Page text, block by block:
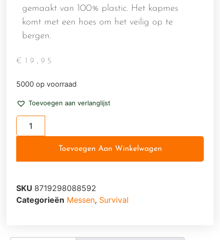
gemaakt van 100% plastic. Het kapmes
komt met een hoes om het veilig op te
bergen.
€ 19,95
5000 op voorraad
Toevoegen aan verlanglijst
Toevoegen Aan Winkelwagen
SKU 8719298088592
Categorieën Messen, Survival